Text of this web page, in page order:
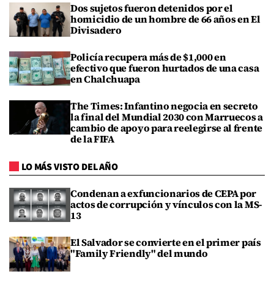
Dos sujetos fueron detenidos por el
homicidio de un hombre de 66 años en El
Divisadero
Policía recupera más de $1,000 en
efectivo que fueron hurtados de una casa
en Chalchuapa
The Times: Infantino negocia en secreto
la final del Mundial 2030 con Marruecos a
cambio de apoyo para reelegirse al frente
de la FIFA
LO MÁS VISTO DEL AÑO
Condenan a exfuncionarios de CEPA por
actos de corrupción y vínculos con la MS-
13
El Salvador se convierte en el primer país
"Family Friendly" del mundo